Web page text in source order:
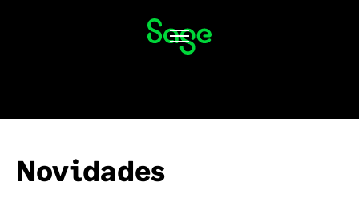
Alternar
navegação
Novidades